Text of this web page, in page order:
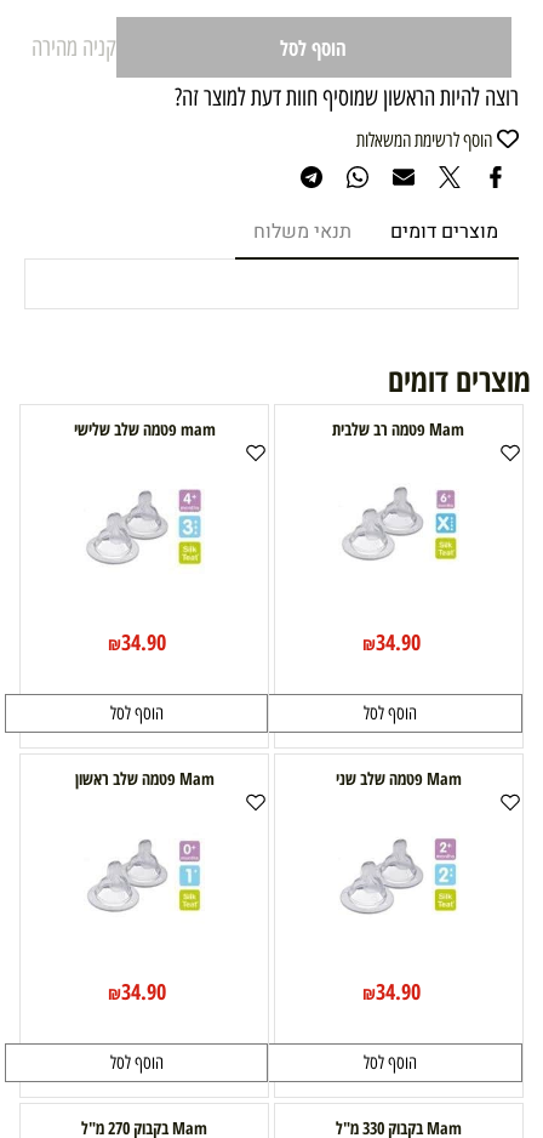
הוסף לסל
קניה מהירה
רוצה להיות הראשון שמוסיף חוות דעת למוצר זה?
הוסף לרשימת המשאלות
מוצרים דומים תנאי משלוח
מוצרים דומים
Mam פטמה רב שלבית
₪34.90
הוסף לסל
mam פטמה שלב שלישי
₪34.90
הוסף לסל
Mam פטמה שלב שני
₪34.90
הוסף לסל
Mam פטמה שלב ראשון
₪34.90
הוסף לסל
Mam בקבוק 330 מ"ל Mam בקבוק 270 מ"ל